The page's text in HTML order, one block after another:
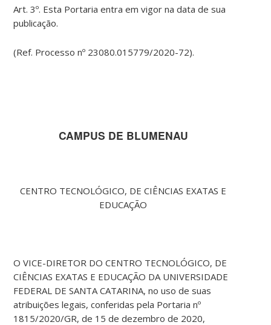
Art. 3º. Esta Portaria entra em vigor na data de sua
publicação.
(Ref. Processo nº 23080.015779/2020-72).
CAMPUS DE BLUMENAU
CENTRO TECNOLÓGICO, DE CIÊNCIAS EXATAS E
EDUCAÇÃO
O VICE-DIRETOR DO CENTRO TECNOLÓGICO, DE
CIÊNCIAS EXATAS E EDUCAÇÃO DA UNIVERSIDADE
FEDERAL DE SANTA CATARINA, no uso de suas
atribuições legais, conferidas pela Portaria nº
1815/2020/GR, de 15 de dezembro de 2020,